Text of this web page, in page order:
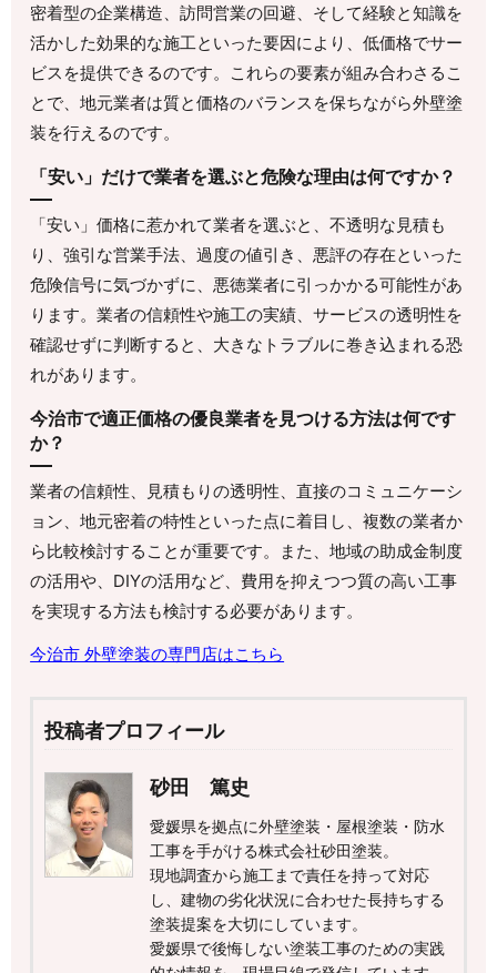
密着型の企業構造、訪問営業の回避、そして経験と知識を
活かした効果的な施工といった要因により、低価格でサー
ビスを提供できるのです。これらの要素が組み合わさるこ
とで、地元業者は質と価格のバランスを保ちながら外壁塗
装を行えるのです。
「安い」だけで業者を選ぶと危険な理由は何ですか？
「安い」価格に惹かれて業者を選ぶと、不透明な見積も
り、強引な営業手法、過度の値引き、悪評の存在といった
危険信号に気づかずに、悪徳業者に引っかかる可能性があ
ります。業者の信頼性や施工の実績、サービスの透明性を
確認せずに判断すると、大きなトラブルに巻き込まれる恐
れがあります。
今治市で適正価格の優良業者を見つける方法は何です
か？
業者の信頼性、見積もりの透明性、直接のコミュニケーシ
ョン、地元密着の特性といった点に着目し、複数の業者か
ら比較検討することが重要です。また、地域の助成金制度
の活用や、DIYの活用など、費用を抑えつつ質の高い工事
を実現する方法も検討する必要があります。
今治市 外壁塗装の専門店はこちら
投稿者プロフィール
砂田 篤史
愛媛県を拠点に外壁塗装・屋根塗装・防水
工事を手がける株式会社砂田塗装。
現地調査から施工まで責任を持って対応
し、建物の劣化状況に合わせた長持ちする
塗装提案を大切にしています。
愛媛県で後悔しない塗装工事のための実践